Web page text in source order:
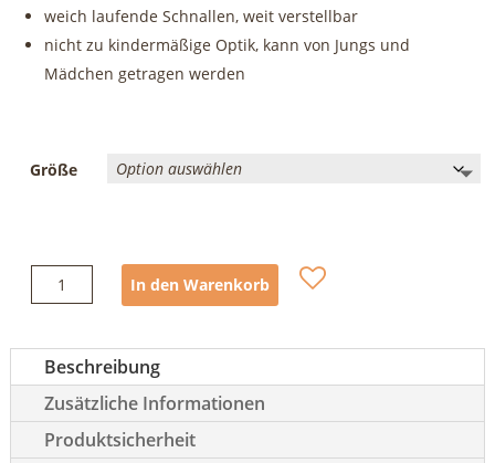
weich laufende Schnallen, weit verstellbar
nicht zu kindermäßige Optik, kann von Jungs und
Mädchen getragen werden
Größe
Menge
In den Warenkorb
Beschreibung
Zusätzliche Informationen
Produktsicherheit